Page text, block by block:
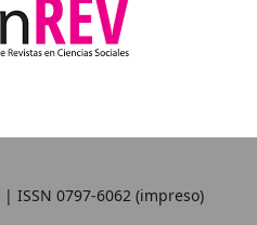
ISSN 0797-6062 (impreso)